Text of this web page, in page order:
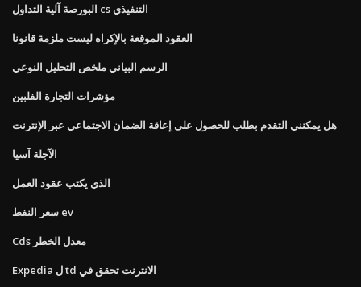
البورصة آلية التداول cs التنفيذي
العقود الموقعة بالإكراه ليست ملزمة قانونا
الرسم البياني ملخص التحليل النوعي
مؤشرات التجارة الفلبين
هل يمكنني التقدم بطلب للحصول على إعاقة الضمان الاجتماعي عبر الإنترنت
الآجلة آسيا
الذي يكتب عقود العمل
سعر النفط ev
Cds معدل الخطر
Expedia ل td الانترنت تحقق في